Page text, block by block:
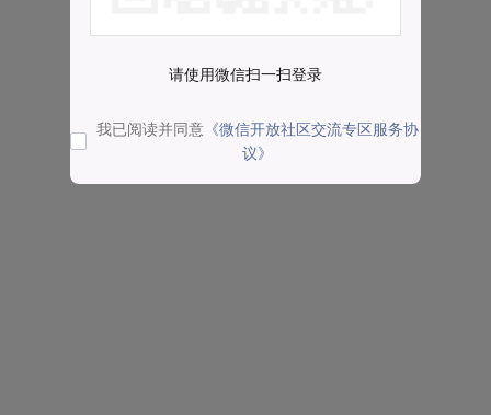
请使用微信扫一扫登录
我已阅读并同意 《微信开放社区交流专区服务协
议》